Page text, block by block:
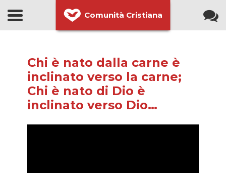
Comunità Cristiana
Chi è nato dalla carne è
inclinato verso la carne;
Chi è nato di Dio è
inclinato verso Dio…